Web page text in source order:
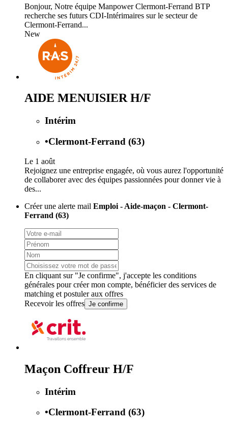
Bonjour, Notre équipe Manpower Clermont-Ferrand BTP
recherche ses futurs CDI-Intérimaires sur le secteur de
Clermont-Ferrand...
New
AIDE MENUISIER H/F
Intérim
•Clermont-Ferrand (63)
Le 1 août
Rejoignez une entreprise engagée, où vous aurez l'opportunité
de collaborer avec des équipes passionnées pour donner vie à
des...
Créer une alerte mail Emploi - Aide-maçon - Clermont-
Ferrand (63)
En cliquant sur "Je confirme", j'accepte les conditions
générales pour créer mon compte, bénéficier des services de
matching et postuler aux offres
Recevoir les offres Je confirme
Maçon Coffreur H/F
Intérim
•Clermont-Ferrand (63)